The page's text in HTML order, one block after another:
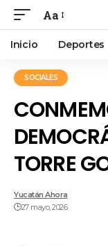
Aa
Inicio Deportes
SOCIALES
TORRE
Yucatán Ahora
27 mayo, 2026